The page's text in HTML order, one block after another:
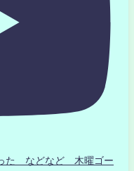
た などなど 木曜ゴー